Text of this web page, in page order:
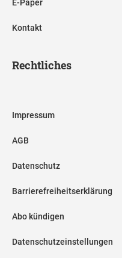
E-Paper
Kontakt
Rechtliches
Impressum
AGB
Datenschutz
Barrierefreiheitserklärung
Abo kündigen
Datenschutzeinstellungen